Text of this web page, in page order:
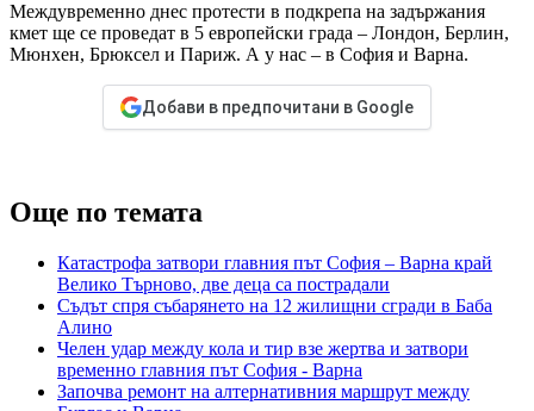
Междувременно днес протести в подкрепа на задържания
кмет ще се проведат в 5 европейски града – Лондон, Берлин,
Мюнхен, Брюксел и Париж. А у нас – в София и Варна.
Добави в предпочитани в Google
Още по темата
Катастрофа затвори главния път София – Варна край
Велико Търново, две деца са пострадали
Съдът спря събарянето на 12 жилищни сгради в Баба
Алино
Челен удар между кола и тир взе жертва и затвори
временно главния път София - Варна
Започва ремонт на алтернативния маршрут между